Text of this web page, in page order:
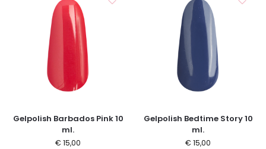
Gelpolish Barbados Pink 10
ml.
€ 15,00
Gelpolish Bedtime Story 10
ml.
€ 15,00